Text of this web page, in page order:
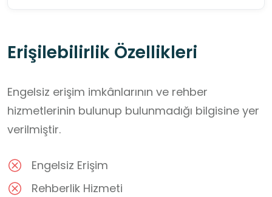
Erişilebilirlik Özellikleri
Engelsiz erişim imkânlarının ve rehber
hizmetlerinin bulunup bulunmadığı bilgisine yer
verilmiştir.
Engelsiz Erişim
Rehberlik Hizmeti